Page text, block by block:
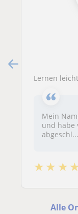
Lernen leicht
Mein
und habe
abgeschl...
★★ ★
Alle